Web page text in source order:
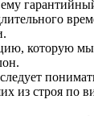
которую
из строя по